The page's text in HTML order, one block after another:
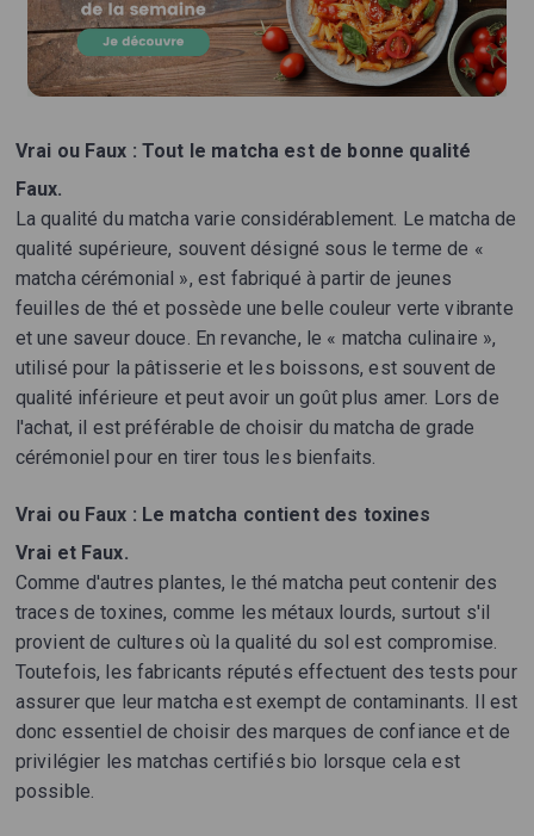
Vrai ou Faux : Tout le matcha est de bonne qualité
Faux.
La qualité du matcha varie considérablement. Le matcha de
qualité supérieure, souvent désigné sous le terme de «
matcha cérémonial », est fabriqué à partir de jeunes
feuilles de thé et possède une belle couleur verte vibrante
et une saveur douce. En revanche, le « matcha culinaire »,
utilisé pour la pâtisserie et les boissons, est souvent de
qualité inférieure et peut avoir un goût plus amer. Lors de
l'achat, il est préférable de choisir du matcha de grade
cérémoniel pour en tirer tous les bienfaits.
Vrai ou Faux : Le matcha contient des toxines
Vrai et Faux.
Comme d'autres plantes, le thé matcha peut contenir des
traces de toxines, comme les métaux lourds, surtout s'il
provient de cultures où la qualité du sol est compromise.
Toutefois, les fabricants réputés effectuent des tests pour
assurer que leur matcha est exempt de contaminants. Il est
donc essentiel de choisir des marques de confiance et de
privilégier les matchas certifiés bio lorsque cela est
possible.